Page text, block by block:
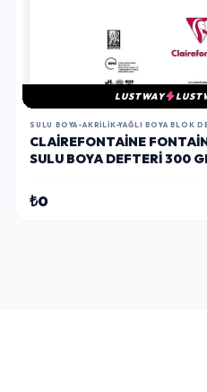
LUSTWAY
SULU BOYA-AKRILIK-YAĞLI BOYA BLOK
CLAIREFONTAINE
SULU BOYA DEFTERI 300
₺0